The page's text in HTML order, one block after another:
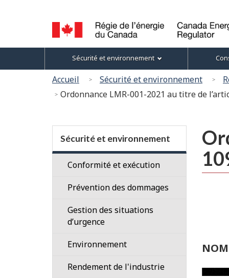
la
langue
Canada
Energy
Regulator
/
Régie
Canada
Menu
des
sujets
Sécurité et environnement
Accueil Sécurité et environnement
Ordonnance LMR-001-2021 au titre de
NOM
Section
menu
Sécurité et environnement
Conformité et exécution
Vérifications
Conformité
aux
des
Prévention des dommages
Propriétaires
de
résidentiels
commerciaux
Gestion des situations
d’urgence
Environnement
Cycle
Rendement de l'industrie